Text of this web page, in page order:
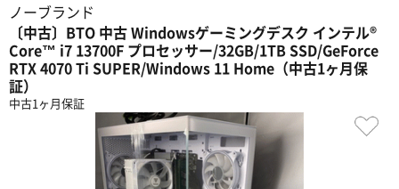
ノーブランド
〔中古〕BTO 中古 Windowsゲーミングデスク インテル®
Core™ i7 13700F プロセッサー/32GB/1TB SSD/GeForce
RTX 4070 Ti SUPER/Windows 11 Home（中古1ヶ月保
証）
中古1ヶ月保証